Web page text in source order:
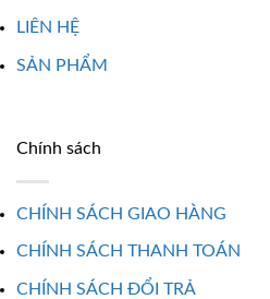
LIÊN HỆ
SẢN PHẨM
Chính sách
CHÍNH SÁCH GIAO HÀNG
CHÍNH SÁCH THANH TOÁN
CHÍNH SÁCH ĐỔI TRẢ